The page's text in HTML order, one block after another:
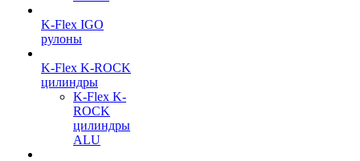
K-Flex IGO
рулоны
K-Flex K-ROCK
цилиндры
K-Flex K-
ROCK
цилиндры
ALU